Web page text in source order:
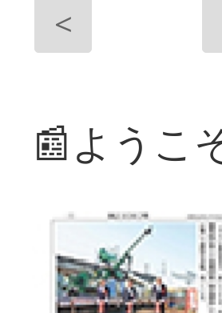
<
📰ようこ